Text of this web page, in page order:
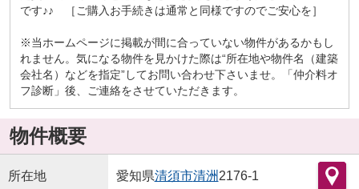
です♪♪ ［ご購入お手続きは通常と同様ですのでご安心を］
※当ホームページに掲載が間に合っていない物件があるかもし
れません。気になる物件を見かけた際は“所在地や物件名（建築
会社名）などを指定”してお問い合わせ下さいませ。「仲介料オ
フ診断」後、ご連絡をさせていただきます。
物件概要
所在地 愛知県清須市清洲 2176-1